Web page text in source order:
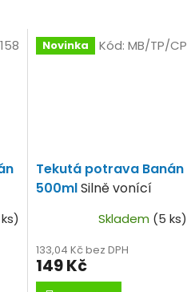
Novinka
Tekutá potrava Banán
500mlSilně vonící
Skladem (5 ks)
133,04 Kč bez DPH
149 Kč
Kód:MB/TP/CP